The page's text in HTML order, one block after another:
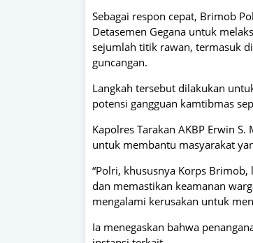
Sebagai respon cepat, Brimob
Detasemen Gegana untuk
sejumlah titik rawan, termasuk
guncangan.
Langkah tersebut dilakukan
potensi gangguan kamtibmas
Kapolres Tarakan AKBP Erwin
untuk membantu masyarakat
“Polri, khususnya Korps
dan memastikan keamanan
mengalami kerusakan untuk
Ia menegaskan bahwa